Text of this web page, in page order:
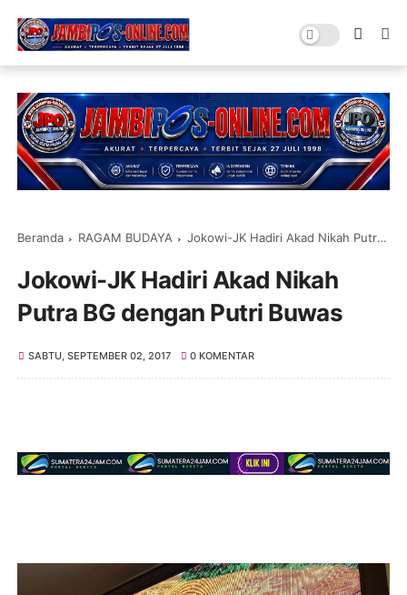
Beranda RAGAM BUDAYA Jokowi-JK Hadiri Akad Nikah Putra BG dengan Putri Buwas
Jokowi-JK Hadiri Akad Nikah
Putra BG dengan Putri Buwas
SABTU, SEPTEMBER 02, 2017 0 KOMENTAR